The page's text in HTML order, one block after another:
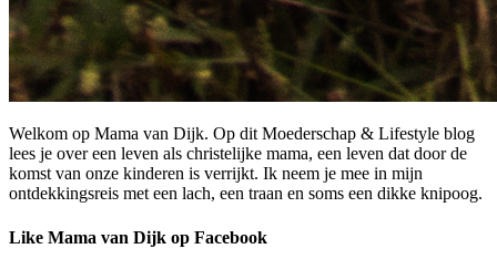
Welkom op Mama van Dijk. Op dit Moederschap & Lifestyle blog
lees je over een leven als christelijke mama, een leven dat door de
komst van onze kinderen is verrijkt. Ik neem je mee in mijn
ontdekkingsreis met een lach, een traan en soms een dikke knipoog.
Like Mama van Dijk op Facebook